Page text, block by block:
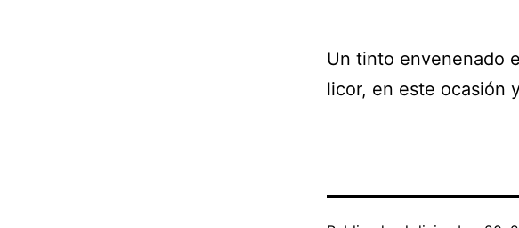
Un tinto envenenado
licor, en este ocasión